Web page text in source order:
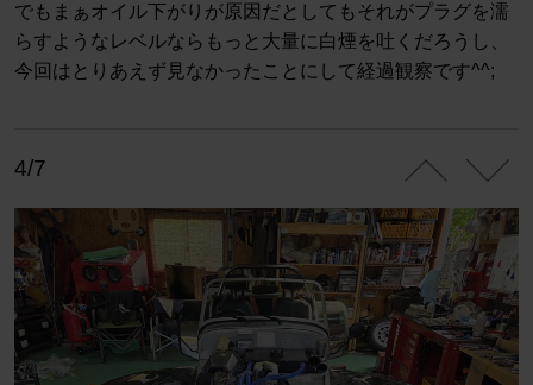
でもまぁオイル下がりが原因だとしてもそれがプラグを濡
らすようなレベルならもっと大量に白煙を吐くだろうし、
今回はとりあえず見なかったことにして経過観察です^^;
4/7